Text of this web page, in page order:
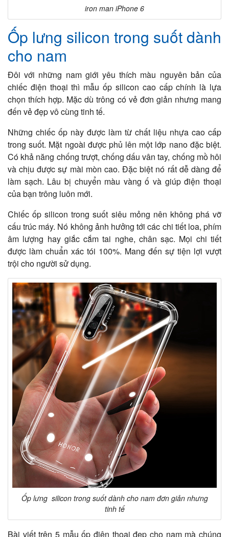
iron man iPhone 6
Ốp lưng silicon trong suốt dành
cho nam
Đôi với những nam giới yêu thích màu nguyên bản của
chiếc điện thoại thì mẫu ốp silicon cao cấp chính là lựa
chọn thích hợp. Mặc dù trông có vẻ đơn giản nhưng mang
đến vẻ đẹp vô cùng tinh tế.
Những chiếc ốp này được làm từ chất liệu nhựa cao cấp
trong suốt. Mặt ngoài được phủ lên một lớp nano đặc biệt.
Có khả năng chống trượt, chống dấu vân tay, chống mồ hôi
và chịu được sự mài mòn cao. Đặc biệt nó rất dễ dàng để
làm sạch. Lâu bị chuyển màu vàng ố và giúp điện thoại
của bạn trông luôn mới.
Chiếc ốp silicon trong suốt siêu mỏng nên không phá vỡ
cấu trúc máy. Nó không ảnh hưởng tới các chi tiết loa, phím
âm lượng hay giắc cắm tai nghe, chân sạc. Mọi chi tiết
được làm chuẩn xác tói 100%. Mang đến sự tiện lợi vượt
trội cho người sử dụng.
Ốp lưng silicon trong suốt dành cho nam đơn giản nhưng
tinh tế
Bài viết trên 5 mẫu ốp điện thoại đẹp cho nam mà chúng